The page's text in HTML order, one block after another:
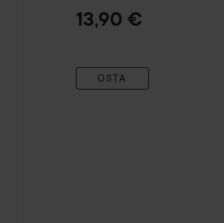
13,90 €
OSTA